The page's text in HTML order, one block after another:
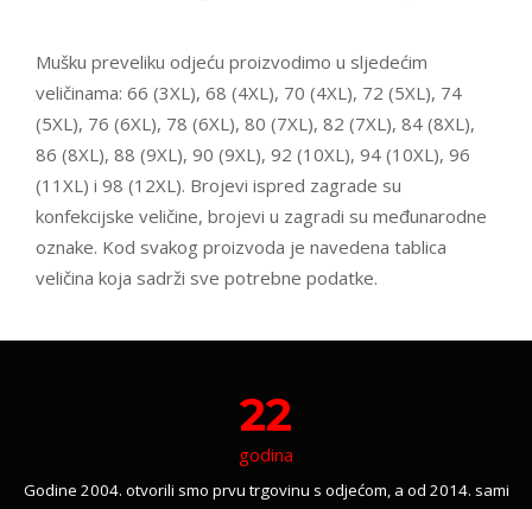
Mušku preveliku odjeću proizvodimo u sljedećim
veličinama: 66 (3XL), 68 (4XL), 70 (4XL), 72 (5XL), 74
(5XL), 76 (6XL), 78 (6XL), 80 (7XL), 82 (7XL), 84 (8XL),
86 (8XL), 88 (9XL), 90 (9XL), 92 (10XL), 94 (10XL), 96
(11XL) i 98 (12XL). Brojevi ispred zagrade su
konfekcijske veličine, brojevi u zagradi su međunarodne
oznake. Kod svakog proizvoda je navedena tablica
veličina koja sadrži sve potrebne podatke.
22
godina
Godine 2004. otvorili smo prvu trgovinu s odjećom, a od 2014. sami